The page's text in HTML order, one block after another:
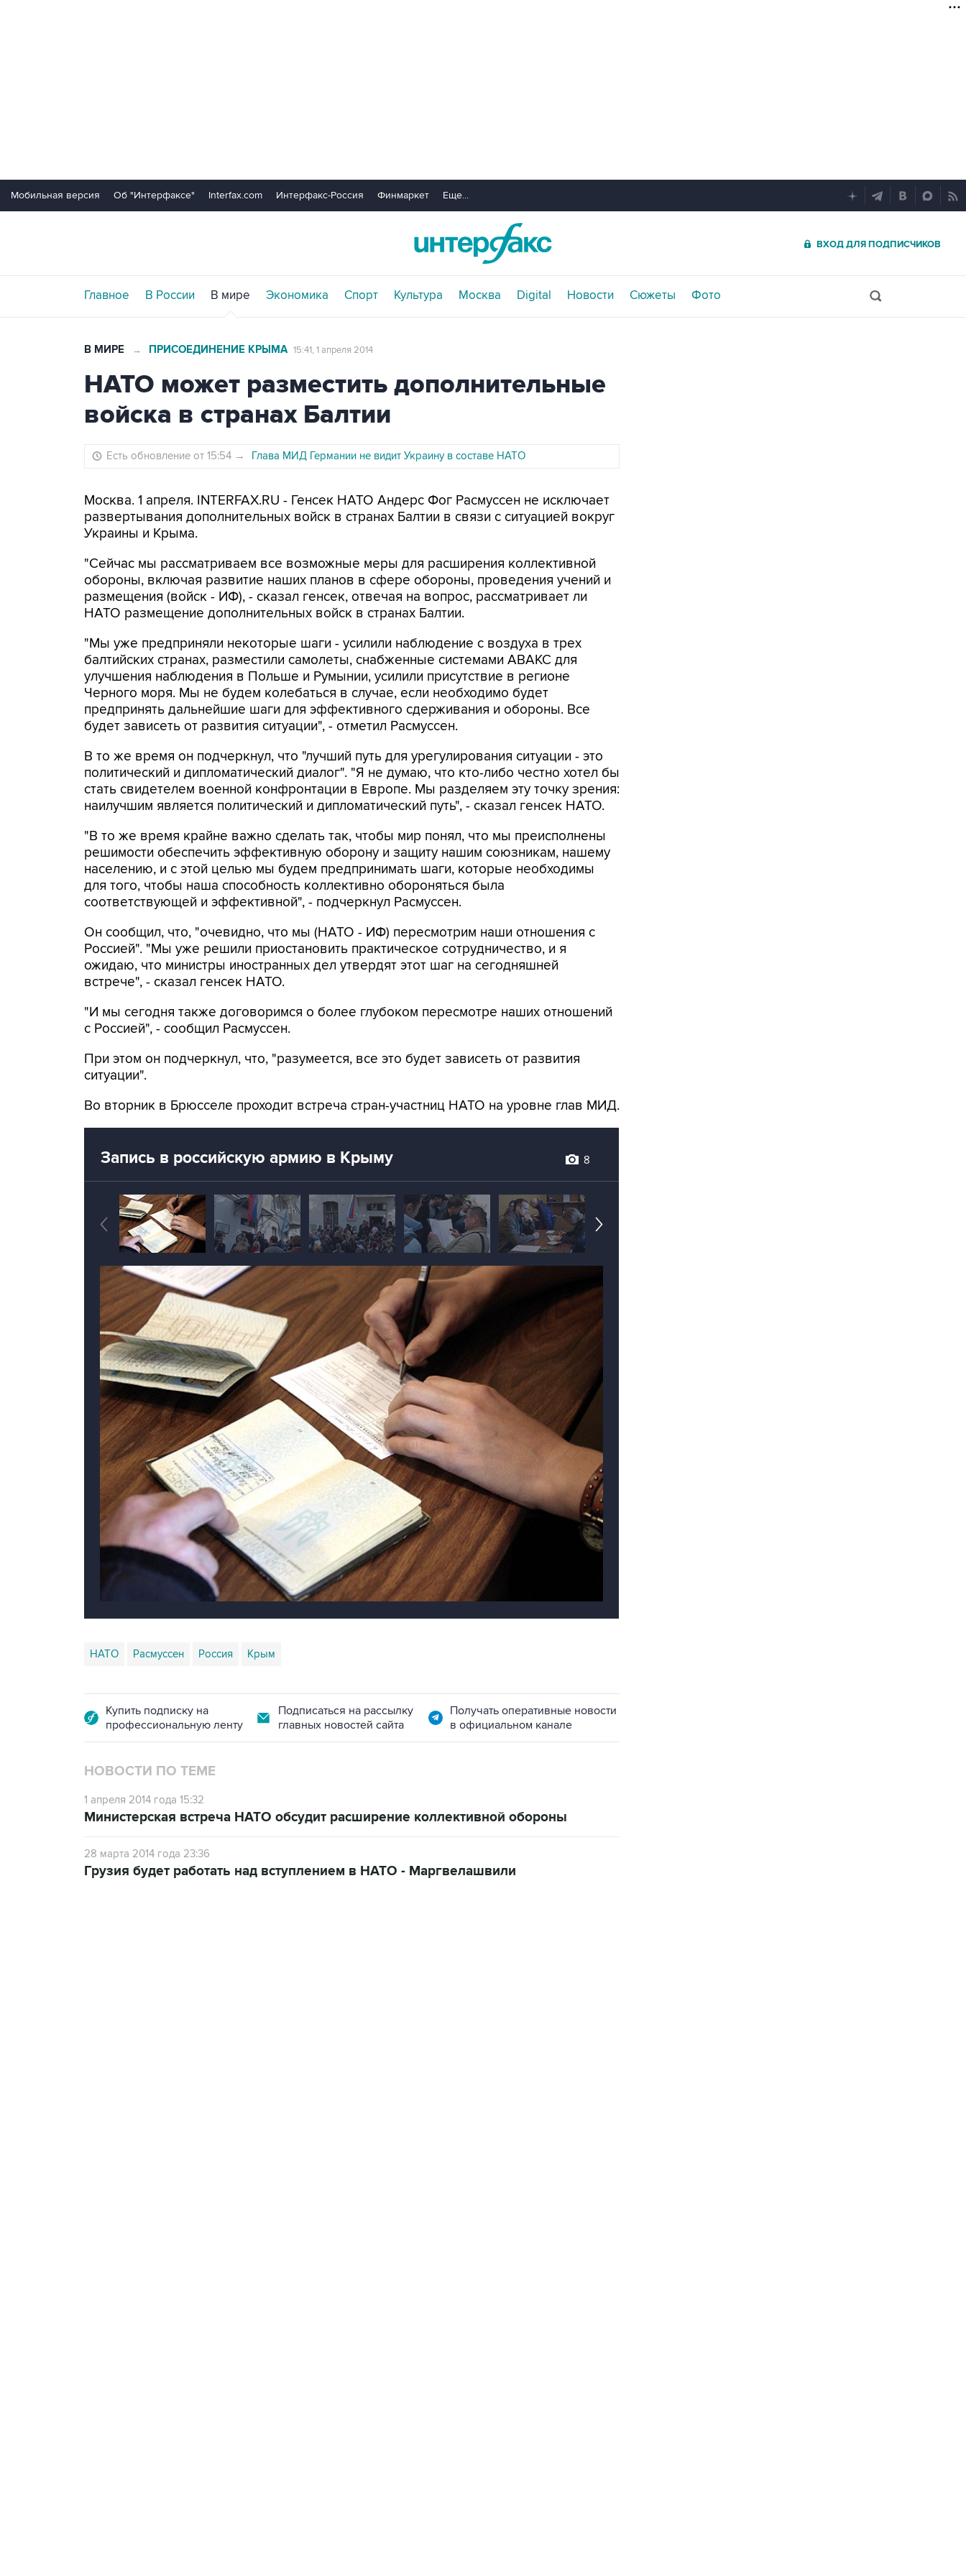
Мобильная версия Об "Интерфаксе" Interfax.com Интерфакс-Россия Финмаркет Еще...
ВХОД ДЛЯ ПОДПИСЧИКОВ
Главное В России В мире Экономика Спорт Культура Москва Digital Новости Сюжеты Фото
В МИРЕ → ПРИСОЕДИНЕНИЕ КРЫМА 15:41, 1 апреля 2014
НАТО может разместить дополнительные
войска в странах Балтии
Есть обновление от 15:54 → Глава МИД Германии не видит Украину в составе НАТО
Москва. 1 апреля. INTERFAX.RU - Генсек НАТО Андерс Фог Расмуссен не исключает
развертывания дополнительных войск в странах Балтии в связи с ситуацией вокруг
Украины и Крыма.
"Сейчас мы рассматриваем все возможные меры для расширения коллективной
обороны, включая развитие наших планов в сфере обороны, проведения учений и
размещения (войск - ИФ), - сказал генсек, отвечая на вопрос, рассматривает ли
НАТО размещение дополнительных войск в странах Балтии.
"Мы уже предприняли некоторые шаги - усилили наблюдение с воздуха в трех
балтийских странах, разместили самолеты, снабженные системами АВАКС для
улучшения наблюдения в Польше и Румынии, усилили присутствие в регионе
Черного моря. Мы не будем колебаться в случае, если необходимо будет
предпринять дальнейшие шаги для эффективного сдерживания и обороны. Все
будет зависеть от развития ситуации", - отметил Расмуссен.
В то же время он подчеркнул, что "лучший путь для урегулирования ситуации - это
политический и дипломатический диалог". "Я не думаю, что кто-либо честно хотел бы
стать свидетелем военной конфронтации в Европе. Мы разделяем эту точку зрения:
наилучшим является политический и дипломатический путь", - сказал генсек НАТО.
"В то же время крайне важно сделать так, чтобы мир понял, что мы преисполнены
решимости обеспечить эффективную оборону и защиту нашим союзникам, нашему
населению, и с этой целью мы будем предпринимать шаги, которые необходимы
для того, чтобы наша способность коллективно обороняться была
соответствующей и эффективной", - подчеркнул Расмуссен.
Он сообщил, что, "очевидно, что мы (НАТО - ИФ) пересмотрим наши отношения с
Россией". "Мы уже решили приостановить практическое сотрудничество, и я
ожидаю, что министры иностранных дел утвердят этот шаг на сегодняшней
встрече", - сказал генсек НАТО.
"И мы сегодня также договоримся о более глубоком пересмотре наших отношений
с Россией", - сообщил Расмуссен.
При этом он подчеркнул, что, "разумеется, все это будет зависеть от развития
ситуации".
Во вторник в Брюсселе проходит встреча стран-участниц НАТО на уровне глав МИД.
Запись в российскую армию в Крыму 8
НАТО Расмуссен Россия Крым
Купить подписку на
профессиональную ленту
Подписаться на рассылку
главных новостей сайта
Получать оперативные новости
в официальном канале
НОВОСТИ ПО ТЕМЕ
1 апреля 2014 года 15:32
Министерская встреча НАТО обсудит расширение коллективной обороны
28 марта 2014 года 23:36
Грузия будет работать над вступлением в НАТО - Маргвелашвили